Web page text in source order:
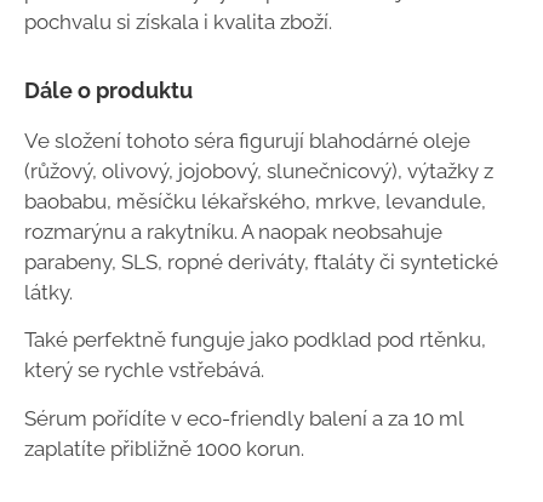
pochvalu si získala i kvalita zboží.
Dále o produktu
Ve složení tohoto séra figurují blahodárné oleje
(růžový, olivový, jojobový, slunečnicový), výtažky z
baobabu, měsíčku lékařského, mrkve, levandule,
rozmarýnu a rakytníku. A naopak neobsahuje
parabeny, SLS, ropné deriváty, ftaláty či syntetické
látky.
Také perfektně funguje jako podklad pod rtěnku,
který se rychle vstřebává.
Sérum pořídíte v eco-friendly balení a za 10 ml
zaplatíte přibližně 1000 korun.